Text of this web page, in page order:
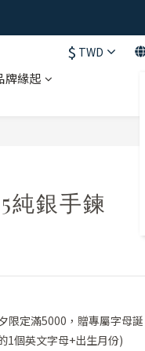
$ TWD
牌緣起
純銀手鍊
限定滿5000，贈專屬字母誕
1個英文字母+出生月份)